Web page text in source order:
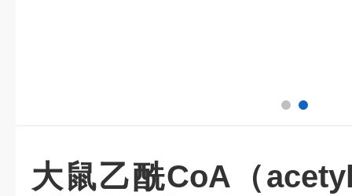
大鼠乙酰CoA（